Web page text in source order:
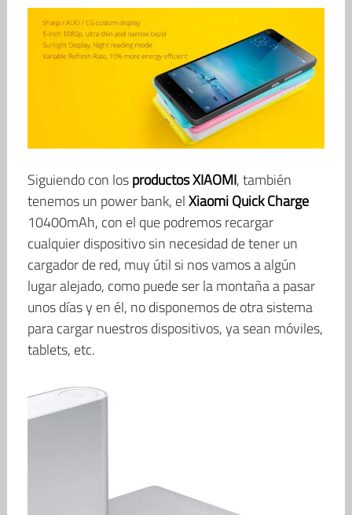
Siguiendo con losproductos XIAOMI, también
tenemos un power bank, elXiaomi Quick Charge
10400mAh, con el que podremos recargar
cualquier dispositivo sin necesidad de tener un
cargador de red, muy útil si nos vamos a algún
lugar alejado, como puede ser la montaña a pasar
unos días y en él, no disponemos de otra sistema
para cargar nuestros dispositivos, ya sean móviles,
tablets, etc.